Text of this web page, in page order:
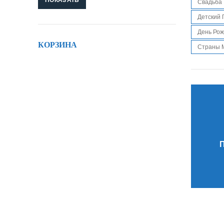
Свадьба
Детский
День
Страны
КОРЗИНА